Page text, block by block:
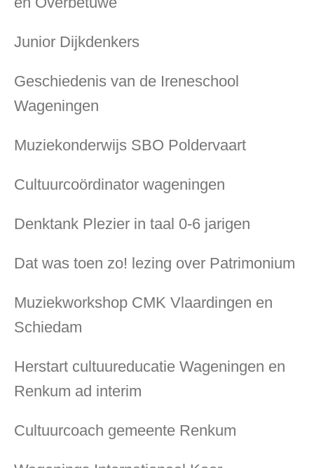
Junior Dijkdenkers
Geschiedenis van de Ireneschool
Wageningen
Muziekonderwijs SBO Poldervaart
Cultuurcoördinator wageningen
Denktank Plezier in taal 0-6 jarigen
Dat was toen zo! lezing over Patrimonium
Muziekworkshop CMK Vlaardingen en
Schiedam
Herstart cultuureducatie Wageningen en
Renkum ad interim
Cultuurcoach gemeente Renkum